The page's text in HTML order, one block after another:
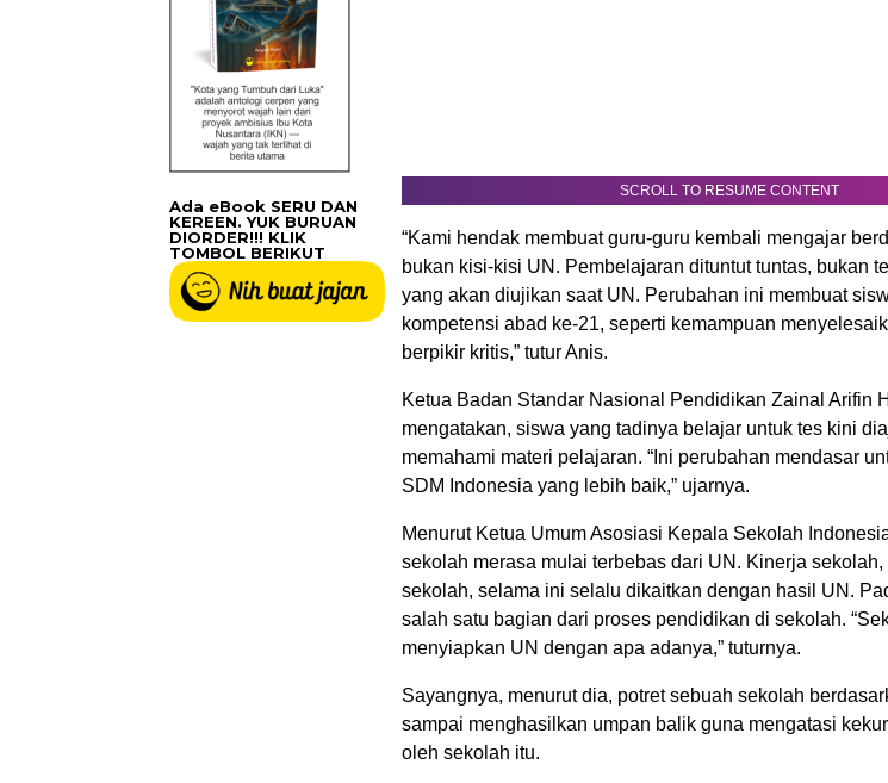
SCROLL TO RESUME CONTENT
“Kami hendak membuat guru-guru kembali mengajar
bukan kisi-kisi UN. Pembelajaran dituntut tuntas, bukan
yang akan diujikan saat UN. Perubahan ini membuat
kompetensi abad ke-21, seperti kemampuan
berpikir kritis,” tutur Anis.
Ketua Badan Standar Nasional Pendidikan Zainal Arifin
mengatakan, siswa yang tadinya belajar untuk tes kini
memahami materi pelajaran. “Ini perubahan mendasar
SDM Indonesia yang lebih baik,” ujarnya.
Menurut Ketua Umum Asosiasi Kepala Sekolah
sekolah merasa mulai terbebas dari UN. Kinerja sekolah,
sekolah, selama ini selalu dikaitkan dengan hasil UN.
salah satu bagian dari proses pendidikan di sekolah.
menyiapkan UN dengan apa adanya,” tuturnya.
Sayangnya, menurut dia, potret sebuah sekolah
sampai menghasilkan umpan balik guna mengatasi
oleh sekolah itu.
Ada eBook SERU DAN
KEREEN. YUK BURUAN
DIORDER!!! KLIK
TOMBOL BERIKUT